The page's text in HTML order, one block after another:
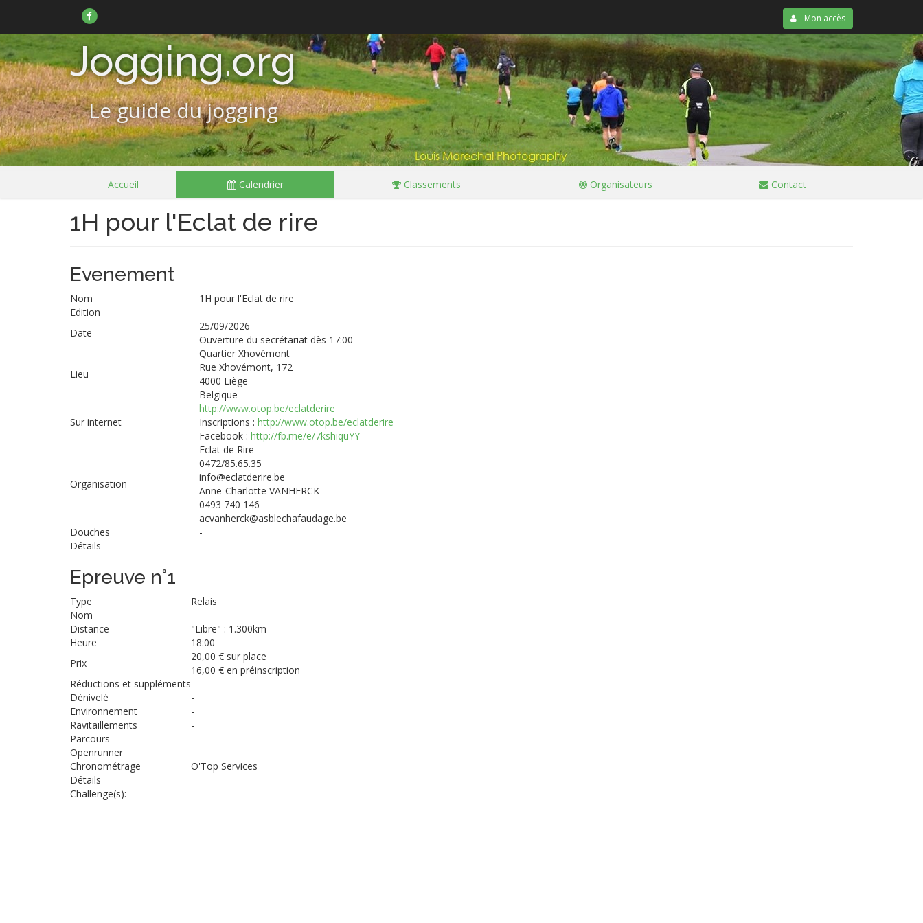
Facebook
Mon accès
Jogging.org
Le guide du jogging
Accueil Calendrier Classements Organisateurs Contact
1H pour l'Eclat de rire
Evenement
Nom
1H pour l'Eclat de rire
Edition
Date
25/09/2026
Ouverture du secrétariat dès 17:00
Lieu
Quartier Xhovémont
Rue Xhovémont, 172
4000 Liège
Belgique
Sur internet
http://www.otop.be/eclatderire
Inscriptions : http://www.otop.be/eclatderire
Facebook : http://fb.me/e/7kshiquYY
Organisation
Eclat de Rire
0472/85.65.35
info@eclatderire.be
Anne-Charlotte VANHERCK
0493 740 146
acvanherck@asblechafaudage.be
Douches
-
Détails
Epreuve n°1
Type
Relais
Nom
Distance
"Libre" : 1.300km
Heure
18:00
Prix
20,00 € sur place
16,00 € en préinscription
Réductions et suppléments
Dénivelé
-
Environnement
-
Ravitaillements
-
Parcours
Openrunner
Chronométrage
O'Top Services
Détails
Challenge(s):